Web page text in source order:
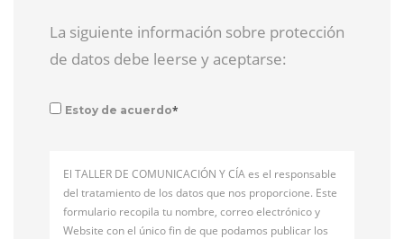
La siguiente información sobre protección
de datos debe leerse y aceptarse:
Estoy de acuerdo*
El TALLER DE COMUNICACIÓN Y CÍA es el responsable
del tratamiento de los datos que nos proporcione. Este
formulario recopila tu nombre, correo electrónico y
Website con el único fin de que podamos publicar los